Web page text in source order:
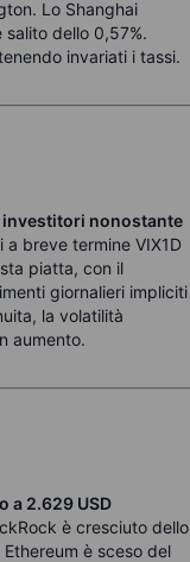
Lo Shanghai
salito dello 0,57%.
invariati i tassi.
investitori nonostante
breve termine VIX1D
piatta, con il
giornalieri impliciti
la volatilità
aumento.
a 2.629 USD
è cresciuto dello
è sceso del